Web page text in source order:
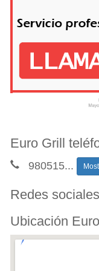
Euro Grill
980515...
Redes
Ubicación